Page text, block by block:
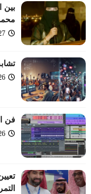
بين
27
26
فن
26